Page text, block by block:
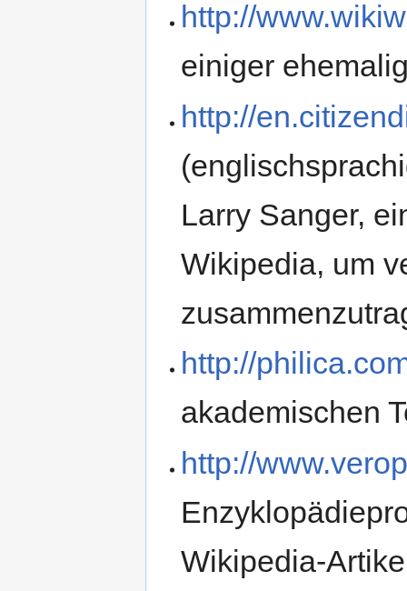
http://
einiger
http://
Larry Sanger,
Wikipedia, um
http://
akademischen
http://
Wikipedia-